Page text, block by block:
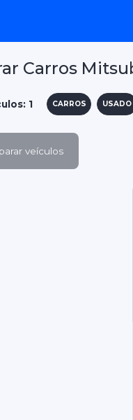
Carros
1 CARROS USADO
veículos